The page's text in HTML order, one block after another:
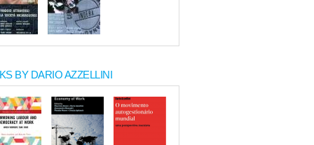
BY DARIO AZZELLINI